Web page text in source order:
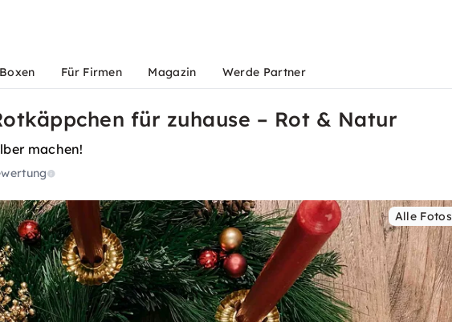
Für Firmen Magazin Werde Partner
für zuhause – Rot & Natur
machen!
Alle Fotos